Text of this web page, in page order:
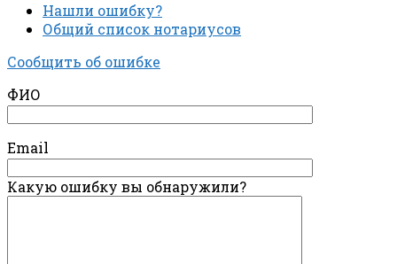
Нашли ошибку?
Общий список нотариусов
Сообщить об ошибке
ФИО
Email
Какую ошибку вы обнаружили?